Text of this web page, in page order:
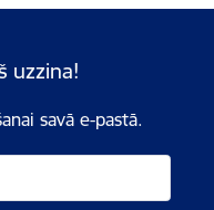
uzzina!
savā e-pastā.